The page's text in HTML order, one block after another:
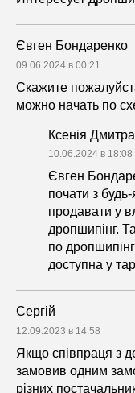
Євген Бондаренко
09.06.2024 в 00:21
Скажите
можно начать по
Ксенія
10.06.2024 в 18:08
Євген
почати з
продавати у
дропшипінг.
по
доступна у
Сергій
12.09.2023 в 14:58
Якщо співпраця з
замовив одним
різних